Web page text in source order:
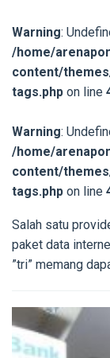
Warning:
/home/
content/
tags.php on line
Warning:
/home/
content/
tags.php on line
Salah satu
paket data
”tri” memang